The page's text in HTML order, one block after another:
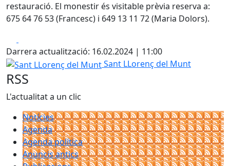
restauració. El monestir és visitable prèvia reserva a:
675 64 76 53 (Francesc) i 649 13 11 72 (Maria Dolors).
Darrera actualització: 16.02.2024 | 11:00
Sant LLorenç del Munt
Sant LLorenç del Munt
RSS
L'actualitat a un clic
Notícies
Agenda
Agenda política
Anuncis antics